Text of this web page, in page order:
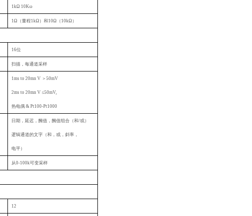
1kΩ 10Kω
1Ω（量程1kΩ）和10Ω（10kΩ）
16位
扫描，每通道采样
1ms to 20mn V ＞50mV
2ms to 20mn V≤50mV,
热电偶 & Pt100-Pt1000
日期，延迟，阙值，阙值组合（和/或）
逻辑通道的文字（和，或，斜率，
电平）
从0-100k可变采样
12